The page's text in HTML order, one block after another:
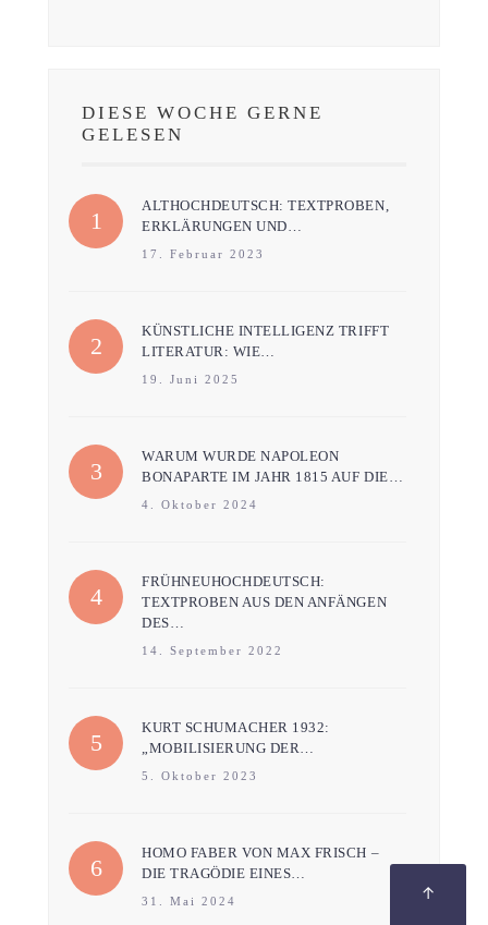
DIESE WOCHE GERNE
GELESEN
ALTHOCHDEUTSCH: TEXTPROBEN,
ERKLÄRUNGEN UND…
17. Februar 2023
KÜNSTLICHE INTELLIGENZ TRIFFT
LITERATUR: WIE…
19. Juni 2025
WARUM WURDE NAPOLEON
BONAPARTE IM JAHR 1815 AUF DIE…
4. Oktober 2024
FRÜHNEUHOCHDEUTSCH:
TEXTPROBEN AUS DEN ANFÄNGEN
DES…
14. September 2022
KURT SCHUMACHER 1932:
„MOBILISIERUNG DER…
5. Oktober 2023
HOMO FABER VON MAX FRISCH –
DIE TRAGÖDIE EINES…
31. Mai 2024 ↑